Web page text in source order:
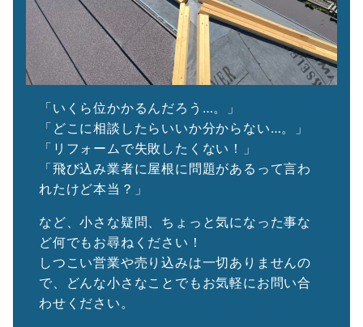
「いくら位かかるんだろう…。」
「どこに相談したらいいか分からない…。」
「リフォームで失敗したくない！」
「飛び込み業者に屋根に問題があるって言わ
れたけど本当？」
など、小さな疑問、ちょっと気になった事な
ど何でもお尋ねください！
しつこい営業や売り込みは一切ありませんの
で、どんな小さなことでもお気軽にお問い合
わせください。